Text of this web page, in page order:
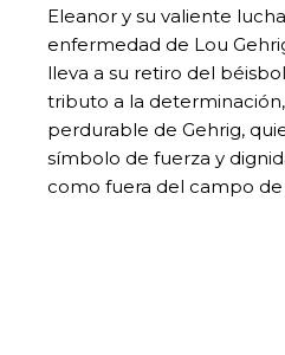
Eleanor y su valiente
enfermedad de Lou
lleva a su retiro del
tributo a la
perdurable de Gehrig,
símbolo de fuerza y
como fuera del campo de